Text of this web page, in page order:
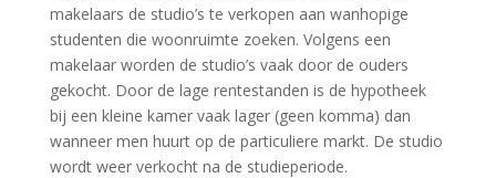
makelaars de studio’s te verkopen aan wanhopige
studenten die woonruimte zoeken. Volgens een
makelaar worden de studio’s vaak door de ouders
gekocht. Door de lage rentestanden is de hypotheek
bij een kleine kamer vaak lager (geen komma) dan
wanneer men huurt op de particuliere markt. De studio
wordt weer verkocht na de studieperiode.